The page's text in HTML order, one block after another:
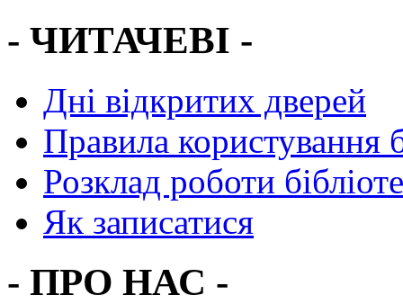
- ЧИТАЧЕВІ -
Дні відкритих дверей
Правила користування
Розклад роботи
Як записатися
- ПРО НАС -